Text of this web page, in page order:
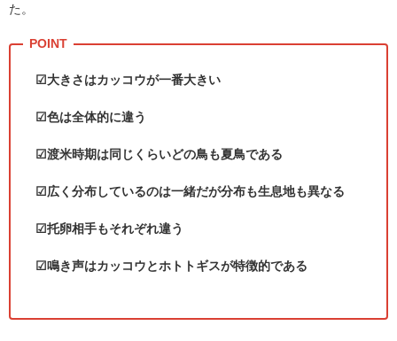
た。
☑大きさはカッコウが一番大きい
☑色は全体的に違う
☑渡米時期は同じくらいどの鳥も夏鳥である
☑広く分布しているのは一緒だが分布も生息地も異なる
☑托卵相手もそれぞれ違う
☑鳴き声はカッコウとホトトギスが特徴的である